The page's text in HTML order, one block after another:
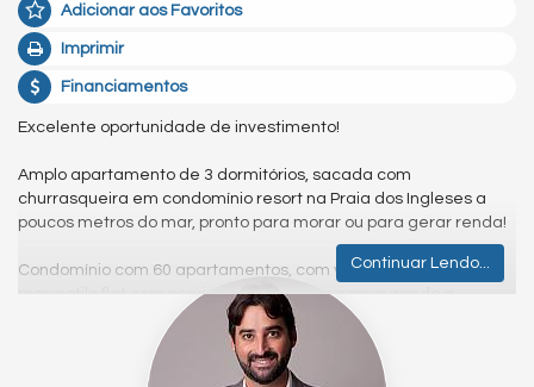
Adicionar aos Favoritos
Imprimir
Financiamentos
Excelente oportunidade de investimento!
Amplo apartamento de 3 dormitórios, sacada com
churrasqueira em condomínio resort na Praia dos Ingleses a
poucos metros do mar, pronto para morar ou para gerar renda!
Condomínio com 60 apartamentos, com vista lateral para o
mar, estilo flat com serviços de hotelaria assegurando a
praticidade que você precisa.
Área de lazer composta por:
Continuar Lendo...